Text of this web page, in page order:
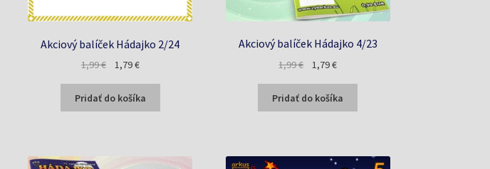
Akciový balíček Hádajko 2/24
1,99€
Pôvodná
bola:
1,99 €.
1,79€Aktuálna
je:
1,79 €.
Pridať do košíka
Akciový balíček Hádajko 4/23
1,99€
Pôvodná
bola:
1,99 €.
1,79€Aktuálna
je:
1,79 €.
Pridať do košíka